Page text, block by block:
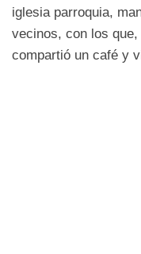
iglesia parroquia,
vecinos, con los
compartió un café y